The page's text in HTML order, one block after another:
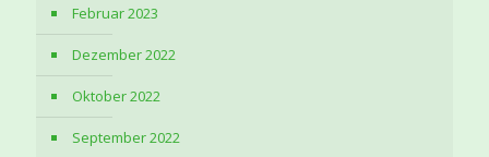
Februar 2023
Dezember 2022
Oktober 2022
September 2022